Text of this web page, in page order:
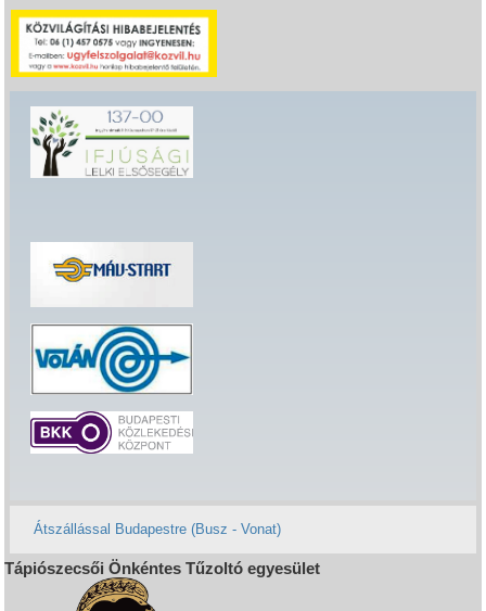
Átszállással Budapestre (Busz - Vonat)
Tápiószecsői Önkéntes Tűzoltó egyesület